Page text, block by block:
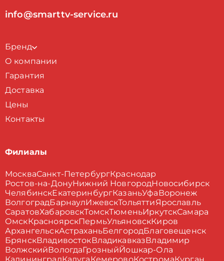
info@smarttv-service.ru
Бренд
О компании
Гарантия
Доставка
Цены
Контакты
Филиалы
МоскваСанкт-ПетербургКраснодар
Ростов-на-ДонуНижний НовгородНовосибирск
ЧелябинскЕкатеринбургКазаньУфа Воронеж
ВолгоградБарнаулИжевскТольяттиЯрославль
СаратовХабаровскТомскТюменьИркутскСамара
ОмскКрасноярскПермьУльяновскКиров
АрхангельскАстраханьБелгородБлаговещенск
БрянскВладивостокВладикавказВладимир
ВолжскийВологдаГрозныйЙошкар-Ола